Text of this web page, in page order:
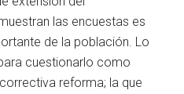
las encuestas es
de la población. Lo
cuestionarlo como
reforma; la que